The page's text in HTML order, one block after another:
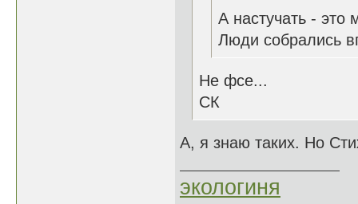
А настучать - это
Люди собрались
Не фсе...
СК
А, я знаю таких. Но
экологиня